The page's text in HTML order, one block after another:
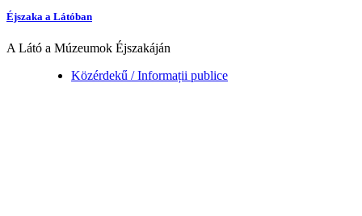
Éjszaka a Látóban
A Látó a Múzeumok Éjszakáján
Közérdekű / Informații publice